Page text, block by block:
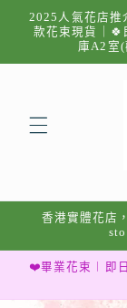
跳至內
容
2025人氣花店推
款花束現貨｜🍀
庫A2室
香港實體花店
❤️畢業花束︱即